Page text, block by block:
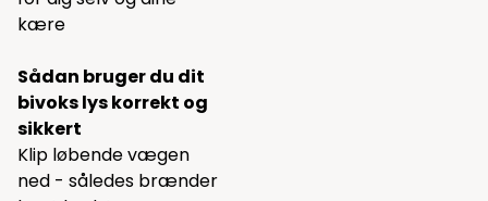
kære
Sådan bruger du dit
bivoks lys korrekt og
sikkert
Klip løbende vægen
ned - således brænder